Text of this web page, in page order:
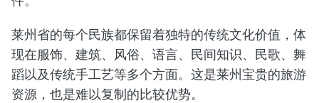
莱州省的每个民族都保留着独特的传统文化价值，体
现在服饰、建筑、风俗、语言、民间知识、民歌、舞
蹈以及传统手工艺等多个方面。这是莱州宝贵的旅游
资源，也是难以复制的比较优势。